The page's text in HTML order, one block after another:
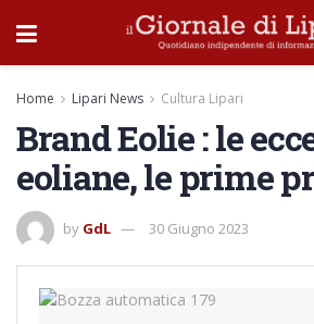
Home Lipari News Cultura Lipari
Brand Eolie : le
eoliane, le prime
by GdL 30 Giugno 2023